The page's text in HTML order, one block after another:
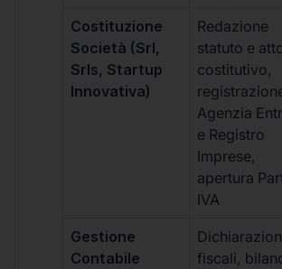
Costituzione
Società (Srl,
Srls, Startup
Innovativa)
Redazione
statuto e
costitutivo,
Agenzia
e Registro
Imprese,
apertura
IVA
Gestione
Contabile
fiscali,